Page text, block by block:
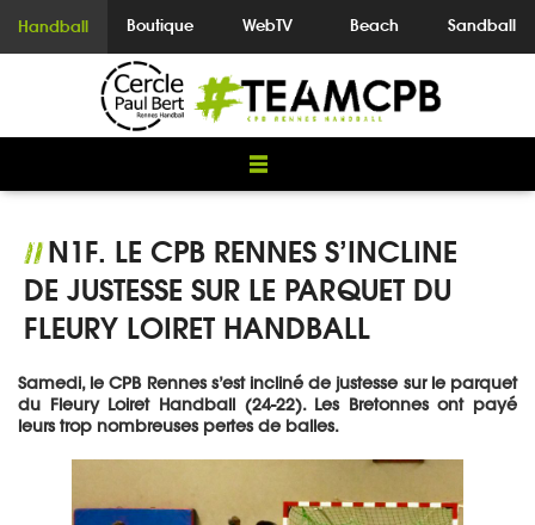
Handball Boutique WebTV Beach Sandball
//N1F. LE CPB RENNES S’INCLINE
DE JUSTESSE SUR LE PARQUET DU
FLEURY LOIRET HANDBALL
Samedi, le CPB Rennes s’est incliné de justesse sur le parquet
du Fleury Loiret Handball (24-22). Les Bretonnes ont payé
leurs trop nombreuses pertes de balles.